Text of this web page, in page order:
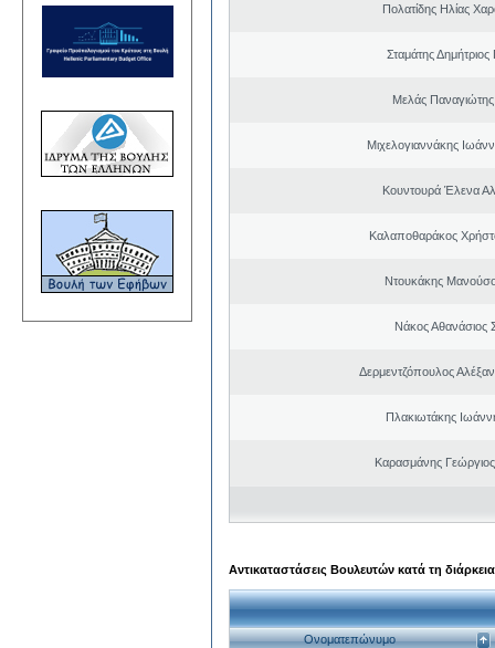
Πολατίδης Ηλίας
Σταμάτης Δημήτριος
Μελάς
Μιχελογιαννάκης
Κουντουρά Έλενα
Καλαποθαράκος
Ντουκάκης
Νάκος Αθανάσιος
Δερμεντζόπουλος
Πλακιωτάκης
Καρασμάνης
Αντικαταστάσεις Βουλευτών κατά τη
Ονοματεπώνυμο